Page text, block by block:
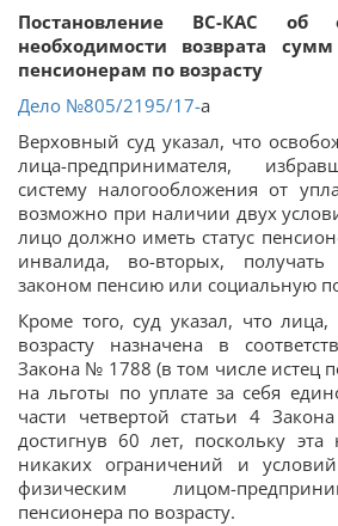
Постановление ВС-КАС об
необходимости возврата
пенсионерам по возрасту
Дело №805/2195/17-а
Верховный суд указал, что
лица-предпринимателя,
систему налогообложения от
возможно при наличии двух
лицо должно иметь статус
инвалида, во-вторых,
законом пенсию или социальную
Кроме того, суд указал, что
возрасту назначена в
Закона № 1788 (в том числе истец
на льготы по уплате за себя
части четвертой статьи 4
достигнув 60 лет, поскольку
никаких ограничений и
физическим лицом-
пенсионера по возрасту.